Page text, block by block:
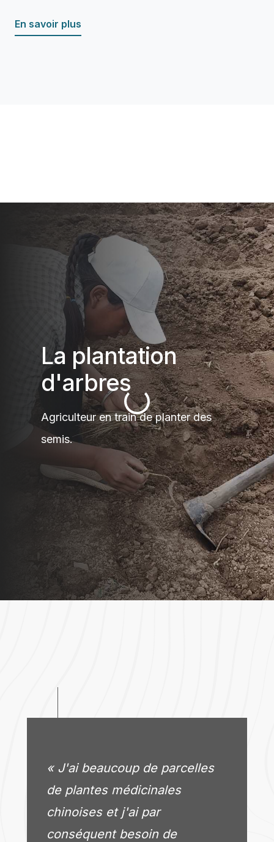
En savoir plus
La plantation
d'arbres
Agriculteur en train de planter des
semis.
« J'ai beaucoup de parcelles
de plantes médicinales
chinoises et j'ai par
conséquent besoin de